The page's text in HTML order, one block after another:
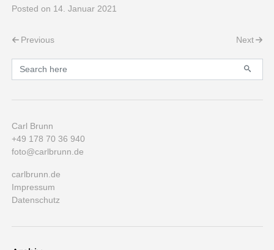
Posted on 14. Januar 2021
Post navigation
Previous Next
Primary
Search for:
Carl Brunn
+49 178 70 36 940
foto@carlbrunn.de
carlbrunn.de
Impressum
Datenschutz